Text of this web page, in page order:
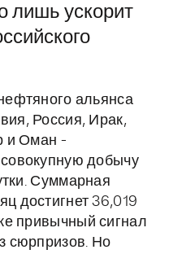
лишь ускорит
альянса
Россия, Ирак,
и Оман -
добычу
Суммарная
достигнет 36,019
привычный сигнал
сюрпризов. Но